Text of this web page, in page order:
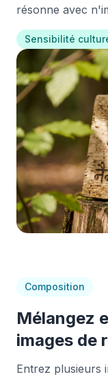
résonne avec
Sensibilité
Composition
Mélangez
images de
Entrez plusieurs